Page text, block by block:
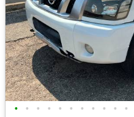
• • • • • • • • • • •